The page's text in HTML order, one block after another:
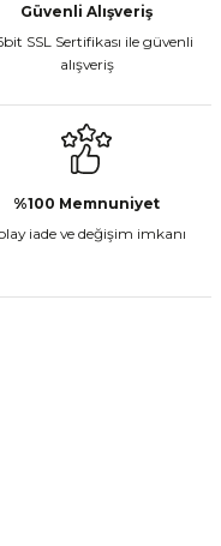
Güvenli Alışveriş
SSL Sertifikası ile güvenli
alışveriş
%100 Memnuniyet
iade ve değişim imkanı